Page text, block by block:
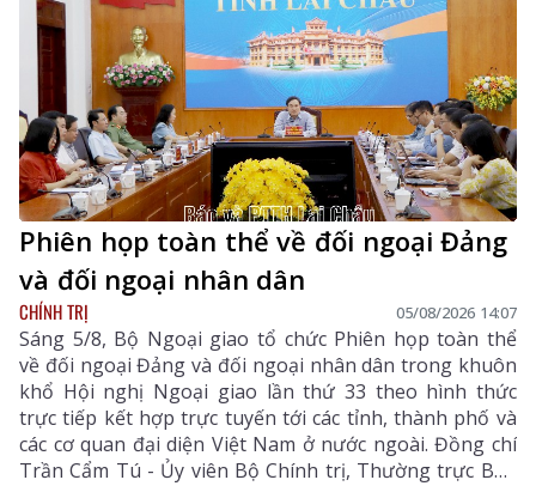
Phiên họp toàn thể về đối ngoại Đảng
và đối ngoại nhân dân
CHÍNH TRỊ 05/08/2026 14:07
Sáng 5/8, Bộ Ngoại giao tổ chức Phiên họp toàn thể
về đối ngoại Đảng và đối ngoại nhân dân trong khuôn
khổ Hội nghị Ngoại giao lần thứ 33 theo hình thức
trực tiếp kết hợp trực tuyến tới các tỉnh, thành phố và
các cơ quan đại diện Việt Nam ở nước ngoài. Đồng chí
Trần Cẩm Tú - Ủy viên Bộ Chính trị, Thường trực Ban